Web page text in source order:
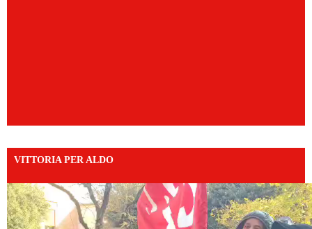
VITTORIA PER ALDO